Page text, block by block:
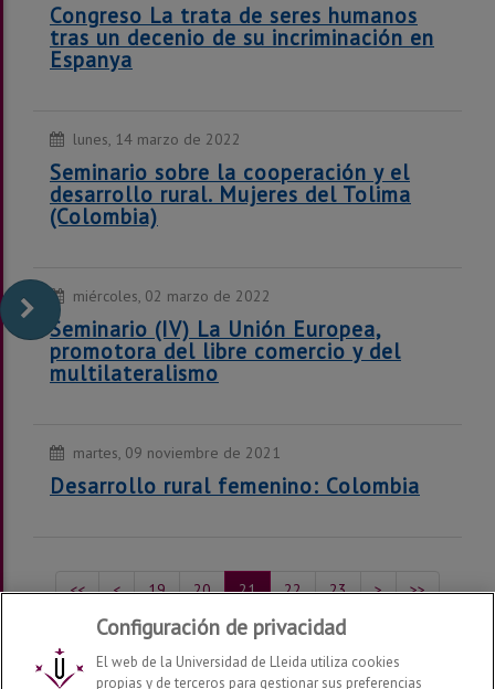
Congreso La trata de seres humanos
tras un decenio de su incriminación en
Espanya
lunes, 14 marzo de 2022
Seminario sobre la cooperación y el
desarrollo rural. Mujeres del Tolima
(Colombia)
miércoles, 02 marzo de 2022
Seminario (IV) La Unión Europea,
promotora del libre comercio y del
multilateralismo
martes, 09 noviembre de 2021
Desarrollo rural femenino: Colombia
<< < 19 20 21 22 23 > >>
Configuración de privacidad
El web de la Universidad de Lleida utiliza cookies
propias y de terceros para gestionar sus preferencias